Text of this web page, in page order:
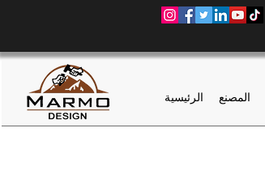
الرئيسية المصنع